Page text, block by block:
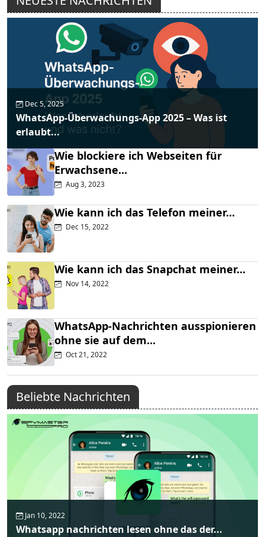
Dec 5, 2025
WhatsApp-Überwachungs-App 2025 – Was ist
erlaubt...
Wie blockiere ich Webseiten für
Erwachsene...
Aug 3, 2023
Wie kann ich das Telefon meiner...
Dec 15, 2022
Wie kann ich das Snapchat meiner...
Nov 14, 2022
WhatsApp-Nachrichten ausspionieren
ohne sie auf dem...
Oct 21, 2022
Beliebte Nachrichten
Jan 10, 2022
Whatsapp nachrichten lesen ohne das der...